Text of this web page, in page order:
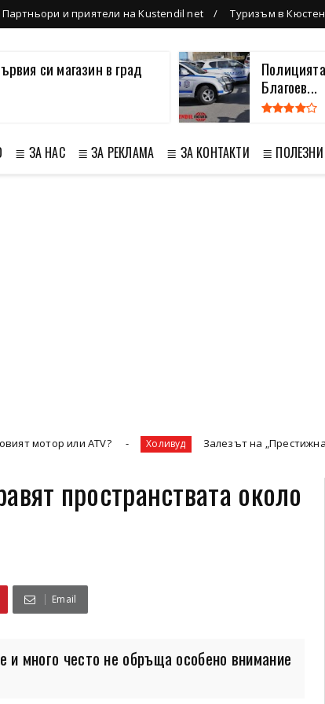
Партньори и приятели на Kustendil net Туризъм в
си магазин в град
Благоев...
≣ ЗА НАС ≣ ЗА РЕКЛАМА ≣ ЗА КОНТАКТИ ≣ ПОЛЕЗНИ
ATV? Холивуд Залезът на „Престижната
пространствата около
Email
много често не обръща особено внимание